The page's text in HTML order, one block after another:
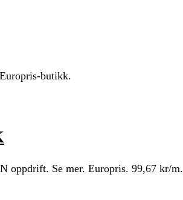
butikk.
oppdrift. Se mer. Europris. 99,67 kr/m.